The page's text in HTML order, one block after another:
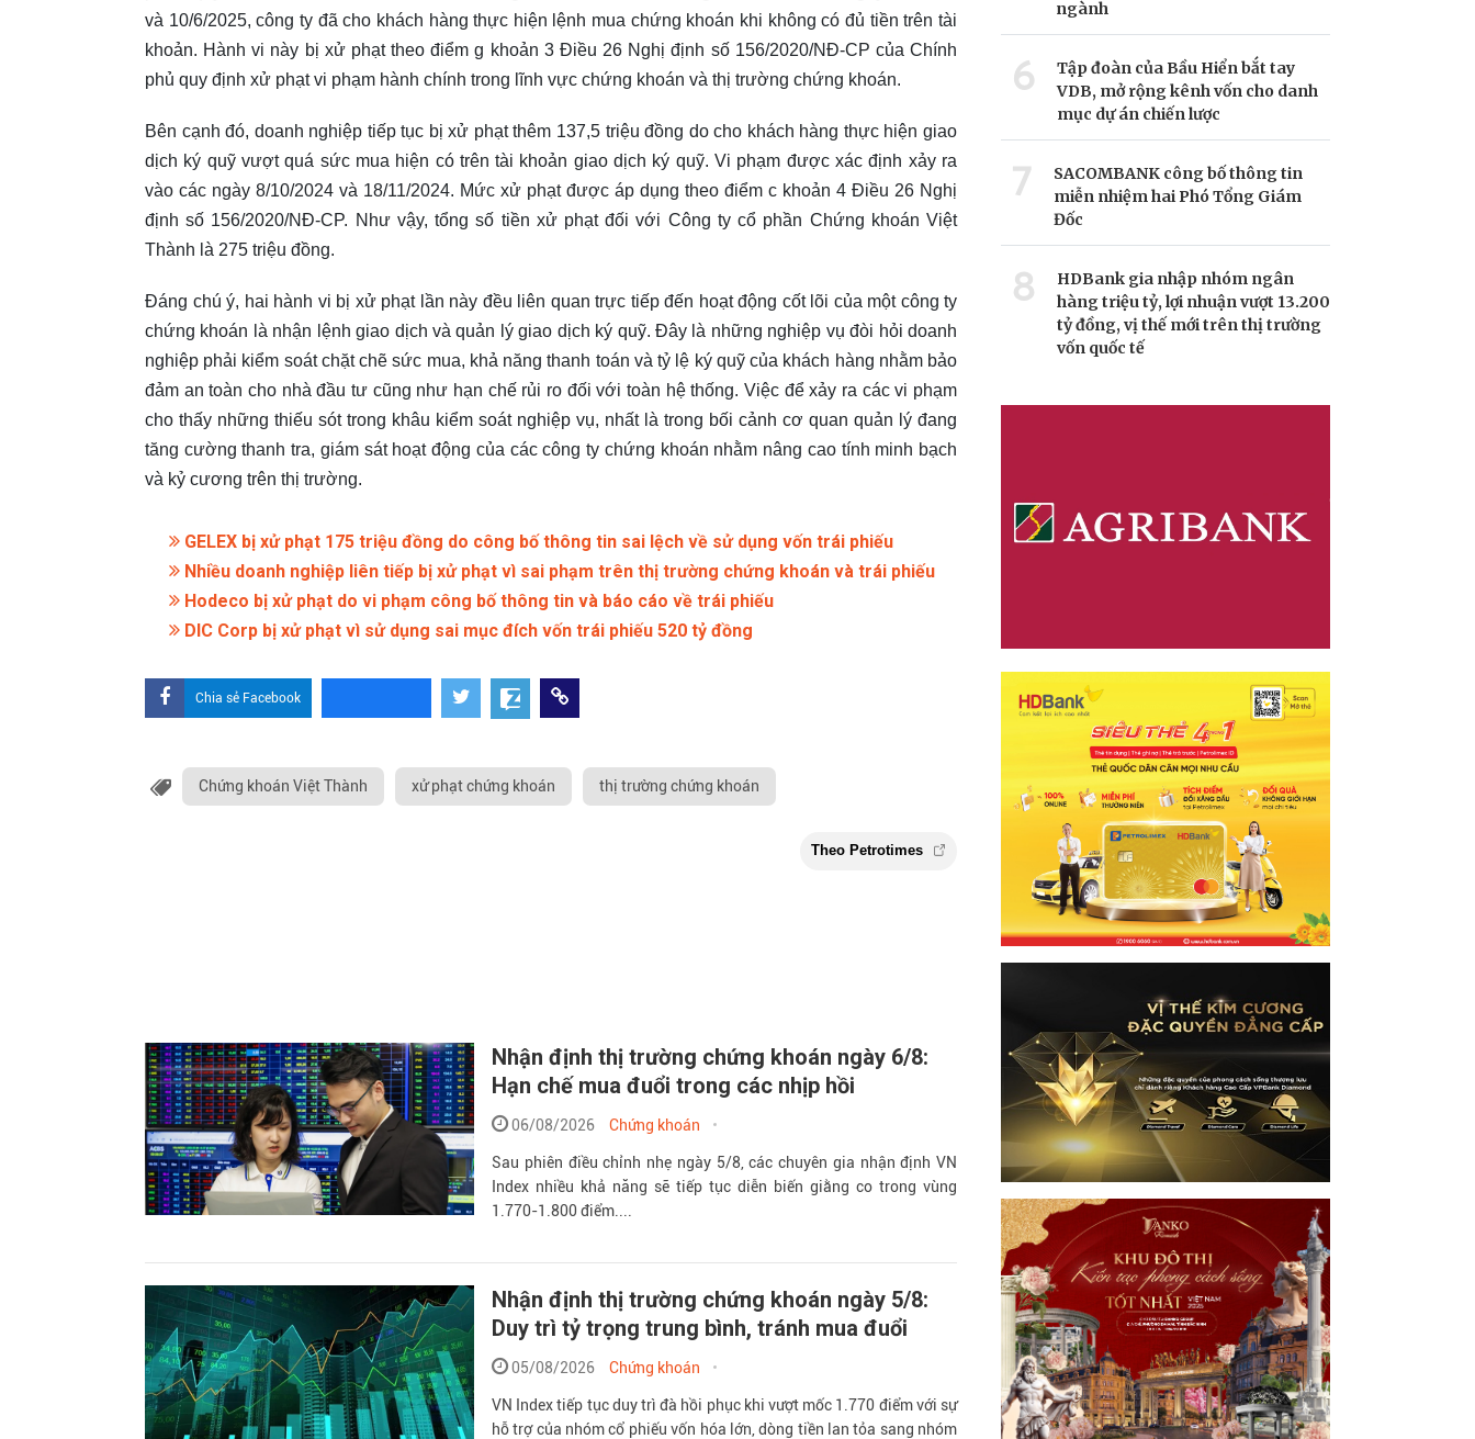
và 10/6/2025, công ty đã cho khách hàng thực hiện lệnh mua chứng khoán khi không có đủ tiền trên tài
khoản. Hành vi này bị xử phạt theo điểm g khoản 3 Điều 26 Nghị định số 156/2020/NĐ-CP của Chính
phủ quy định xử phạt vi phạm hành chính trong lĩnh vực chứng khoán và thị trường chứng khoán.
Bên cạnh đó, doanh nghiệp tiếp tục bị xử phạt thêm 137,5 triệu đồng do cho khách hàng thực hiện giao
dịch ký quỹ vượt quá sức mua hiện có trên tài khoản giao dịch ký quỹ. Vi phạm được xác định xảy ra
vào các ngày 8/10/2024 và 18/11/2024. Mức xử phạt được áp dụng theo điểm c khoản 4 Điều 26 Nghị
định số 156/2020/NĐ-CP. Như vậy, tổng số tiền xử phạt đối với Công ty cổ phần Chứng khoán Việt
Thành là 275 triệu đồng.
Đáng chú ý, hai hành vi bị xử phạt lần này đều liên quan trực tiếp đến hoạt động cốt lõi của một công ty
chứng khoán là nhận lệnh giao dịch và quản lý giao dịch ký quỹ. Đây là những nghiệp vụ đòi hỏi doanh
nghiệp phải kiểm soát chặt chẽ sức mua, khả năng thanh toán và tỷ lệ ký quỹ của khách hàng nhằm bảo
đảm an toàn cho nhà đầu tư cũng như hạn chế rủi ro đối với toàn hệ thống. Việc để xảy ra các vi phạm
cho thấy những thiếu sót trong khâu kiểm soát nghiệp vụ, nhất là trong bối cảnh cơ quan quản lý đang
tăng cường thanh tra, giám sát hoạt động của các công ty chứng khoán nhằm nâng cao tính minh bạch
và kỷ cương trên thị trường.
GELEX bị xử phạt 175 triệu đồng do công bố thông tin sai lệch về sử dụng vốn trái phiếu
Nhiều doanh nghiệp liên tiếp bị xử phạt vì sai phạm trên thị trường chứng khoán và trái phiếu
Hodeco bị xử phạt do vi phạm công bố thông tin và báo cáo về trái phiếu
DIC Corp bị xử phạt vì sử dụng sai mục đích vốn trái phiếu 520 tỷ đồng
Chia sẻ Facebook
Chứng khoán Việt Thành xử phạt chứng khoán thị trường chứng khoán
Theo Petrotimes
Nhận định thị trường chứng khoán ngày 6/8:
Hạn chế mua đuổi trong các nhịp hồi
06/08/2026 Chứng khoán
Sau phiên điều chỉnh nhẹ ngày 5/8, các chuyên gia nhận định VN
Index nhiều khả năng sẽ tiếp tục diễn biến giằng co trong vùng
1.770-1.800 điểm....
Nhận định thị trường chứng khoán ngày 5/8:
Duy trì tỷ trọng trung bình, tránh mua đuổi
05/08/2026 Chứng khoán
VN Index tiếp tục duy trì đà hồi phục khi vượt mốc 1.770 điểm với sự
hỗ trợ của nhóm cổ phiếu vốn hóa lớn, dòng tiền lan tỏa sang nhóm
ngành
6
Tập đoàn của Bầu Hiển bắt tay
VDB, mở rộng kênh vốn cho danh
mục dự án chiến lược
7
SACOMBANK công bố thông tin
miễn nhiệm hai Phó Tổng Giám
Đốc
8
HDBank gia nhập nhóm ngân
hàng triệu tỷ, lợi nhuận vượt 13.200
tỷ đồng, vị thế mới trên thị trường
vốn quốc tế